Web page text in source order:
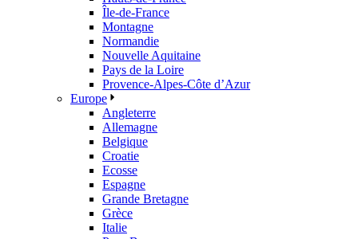
Île-de-France
Montagne
Normandie
Nouvelle Aquitaine
Pays de la Loire
Provence-Alpes-Côte d’Azur
Europe
Angleterre
Allemagne
Belgique
Croatie
Ecosse
Espagne
Grande Bretagne
Grèce
Italie